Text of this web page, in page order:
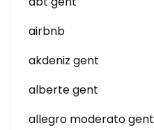
airbnb
akdeniz gent
alberte gent
allegro moderato gent